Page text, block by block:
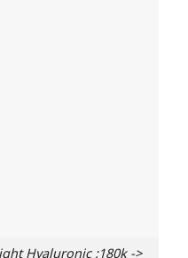
Hyaluronic :180k ->